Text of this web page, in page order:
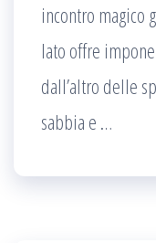
incontro magico
lato offre
dall’altro delle
sabbia e …